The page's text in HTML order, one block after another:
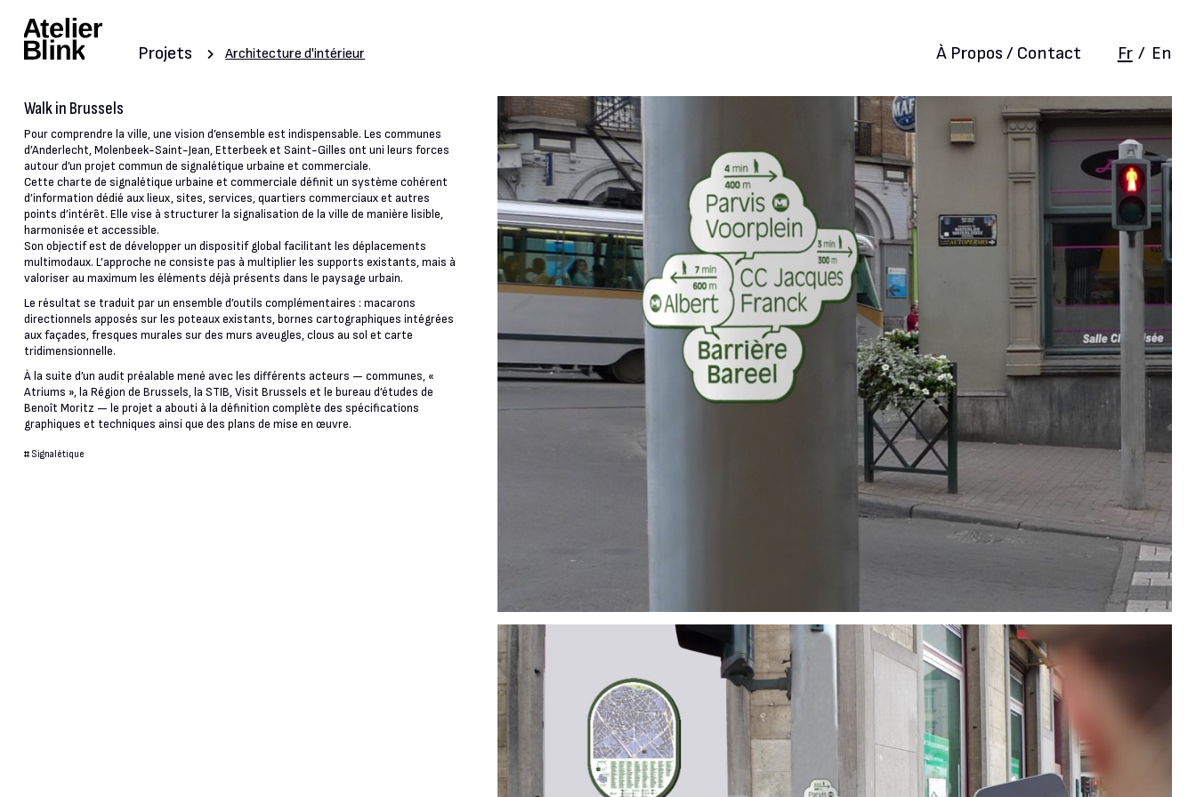
Projets Architecture d'intérieur À Propos / Contact Fr / En
Walk in Brussels
Pour comprendre la ville, une vision d’ensemble est indispensable. Les communes
d’Anderlecht, Molenbeek-Saint-Jean, Etterbeek et Saint-Gilles ont uni leurs forces
autour d’un projet commun de signalétique urbaine et commerciale.
Cette charte de signalétique urbaine et commerciale définit un système cohérent
d’information dédié aux lieux, sites, services, quartiers commerciaux et autres
points d’intérêt. Elle vise à structurer la signalisation de la ville de manière lisible,
harmonisée et accessible.
Son objectif est de développer un dispositif global facilitant les déplacements
multimodaux. L’approche ne consiste pas à multiplier les supports existants, mais à
valoriser au maximum les éléments déjà présents dans le paysage urbain.
Le résultat se traduit par un ensemble d’outils complémentaires : macarons
directionnels apposés sur les poteaux existants, bornes cartographiques intégrées
aux façades, fresques murales sur des murs aveugles, clous au sol et carte
tridimensionnelle.
À la suite d’un audit préalable mené avec les différents acteurs — communes, «
Atriums », la Région de Brussels, la STIB, Visit Brussels et le bureau d’études de
Benoît Moritz — le projet a abouti à la définition complète des spécifications
graphiques et techniques ainsi que des plans de mise en œuvre.
# Signalétique